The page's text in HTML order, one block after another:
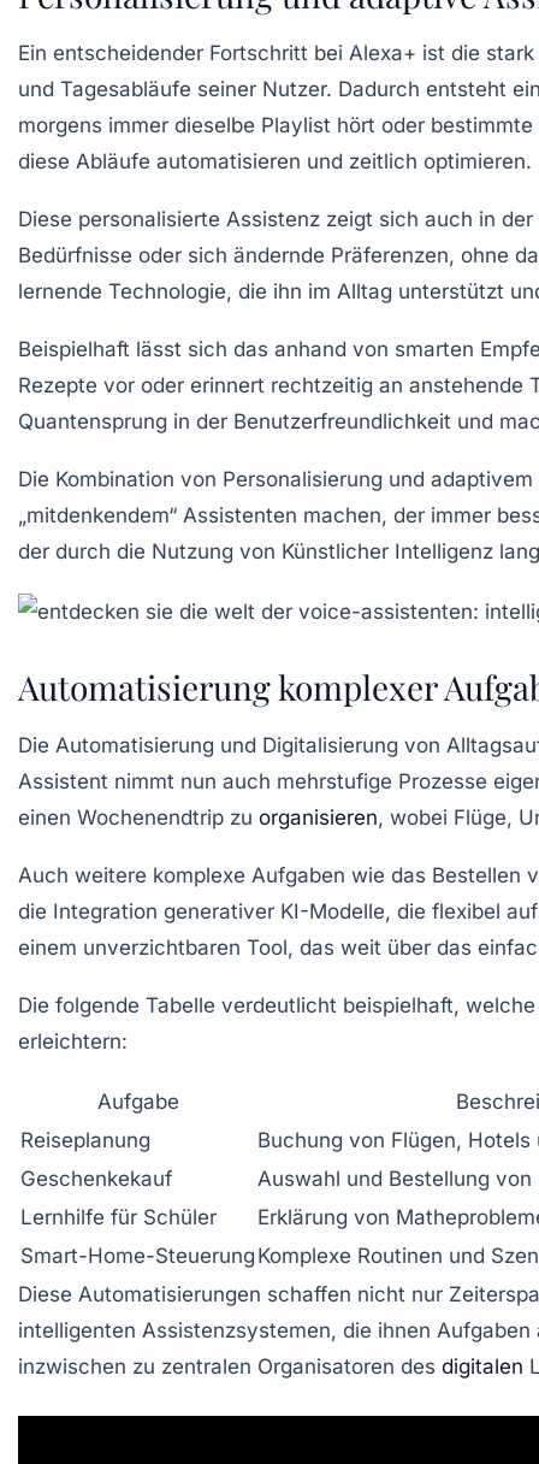
Ein entscheidender Fortschritt bei Alexa+ ist die
und Tagesabläufe seiner Nutzer. Dadurch entsteht
morgens immer dieselbe Playlist hört oder
diese Abläufe automatisieren und zeitlich optimieren.
Diese personalisierte Assistenz zeigt sich auch in
Bedürfnisse oder sich ändernde Präferenzen, ohne
lernende Technologie, die ihn im Alltag unterstützt
Beispielhaft lässt sich das anhand von smarten
Rezepte vor oder erinnert rechtzeitig an
Quantensprung in der Benutzerfreundlichkeit und
Die Kombination von Personalisierung und
„mitdenkendem“ Assistenten machen, der immer
der durch die Nutzung von Künstlicher Intelligenz
Automatisierung komplexer
Die Automatisierung und Digitalisierung von
Assistent nimmt nun auch mehrstufige Prozesse
einen Wochenendtrip zu organisieren, wobei Flüge,
Auch weitere komplexe Aufgaben wie das Bestellen
die Integration generativer KI-Modelle, die flexibel
einem unverzichtbaren Tool, das weit über das
Die folgende Tabelle verdeutlicht beispielhaft,
erleichtern:
Aufgabe
Reiseplanung
Buchung von Flügen,
Geschenkekauf
Auswahl und Bestellung
Lernhilfe für Schüler
Erklärung von
Smart-Home-Steuerung Komplexe Routinen und
Diese Automatisierungen schaffen nicht nur
intelligenten Assistenzsystemen, die ihnen
inzwischen zu zentralen Organisatoren des digitalen